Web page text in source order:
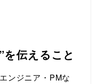
伝えること
ンジニア・PMな